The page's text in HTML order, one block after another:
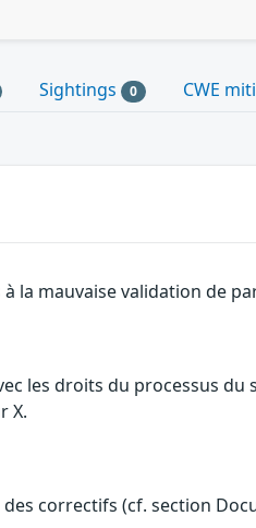
Sightings 0 CWE
la mauvaise validation de
les droits du processus
X.
correctifs (cf. section